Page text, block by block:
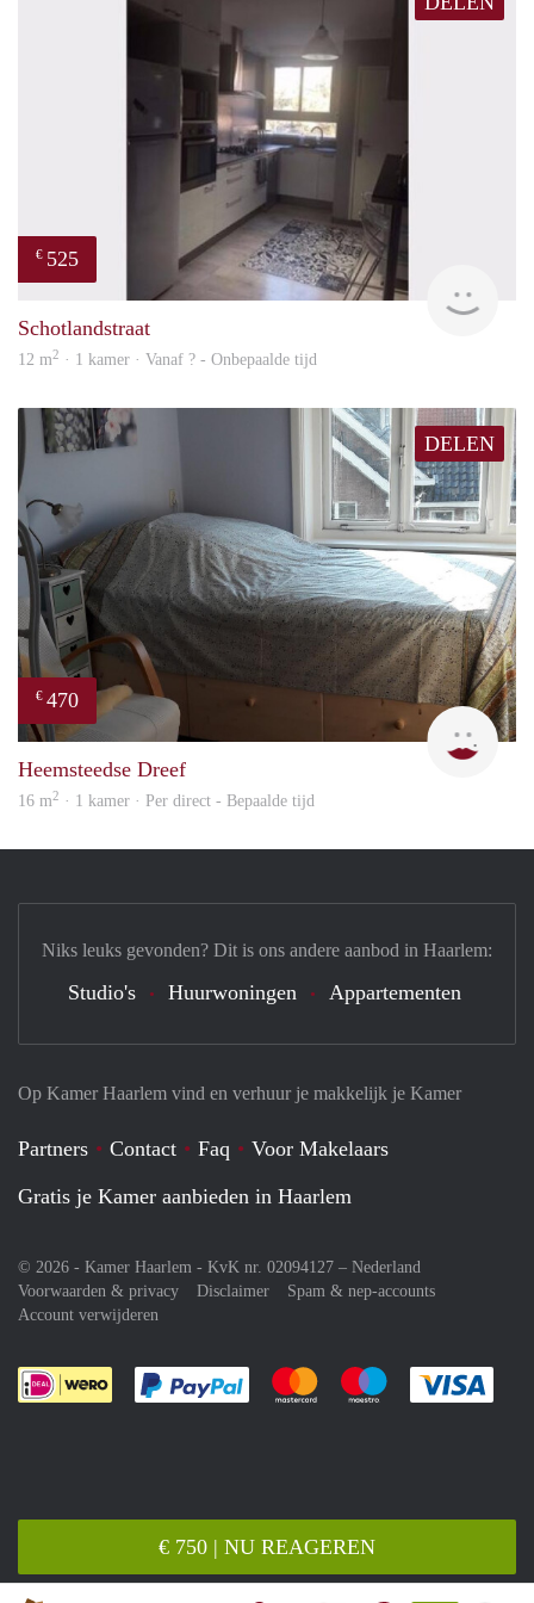
€ 750 | NU REAGEREN
€ 525
Schotlandstraat
12 m2 · 1 kamer · Vanaf ? - Onbepaalde tijd
DELEN
€ 470
Heemsteedse Dreef
16 m2 · 1 kamer · Per direct - Bepaalde tijd
Op Kamer Haarlem vind en verhuur je makkelijk je Kamer
Partners Contact Faq
Voor Makelaars
Gratis je Kamer aanbieden in Haarlem
© 2026 - Kamer Haarlem - KvK nr. 02094127 – Nederland
Voorwaarden & privacy
Disclaimer
Spam & nep-accounts
Account verwijderen
Je rekent gemakkelijk af met Paypal
Je rekent gemakkelijk af met
Je rekent
Niks leuks gevonden? Dit is ons andere aanbod in Haarlem:
Studio's Huurwoningen Appartementen